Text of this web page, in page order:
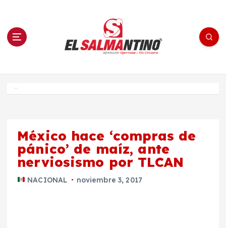
n El Salmantino - medios/noticias/editorial
México hace ‘compras de
pánico’ de maíz, ante
nerviosismo por TLCAN
NACIONAL noviembre 3, 2017